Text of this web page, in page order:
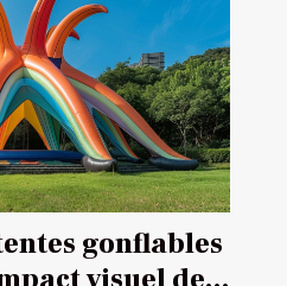
gonflables